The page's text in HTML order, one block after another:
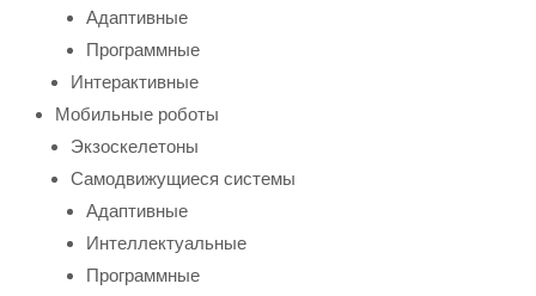
Адаптивные
Программные
Интерактивные
Мобильные роботы
Экзоскелетоны
Самодвижущиеся системы
Адаптивные
Интеллектуальные
Программные